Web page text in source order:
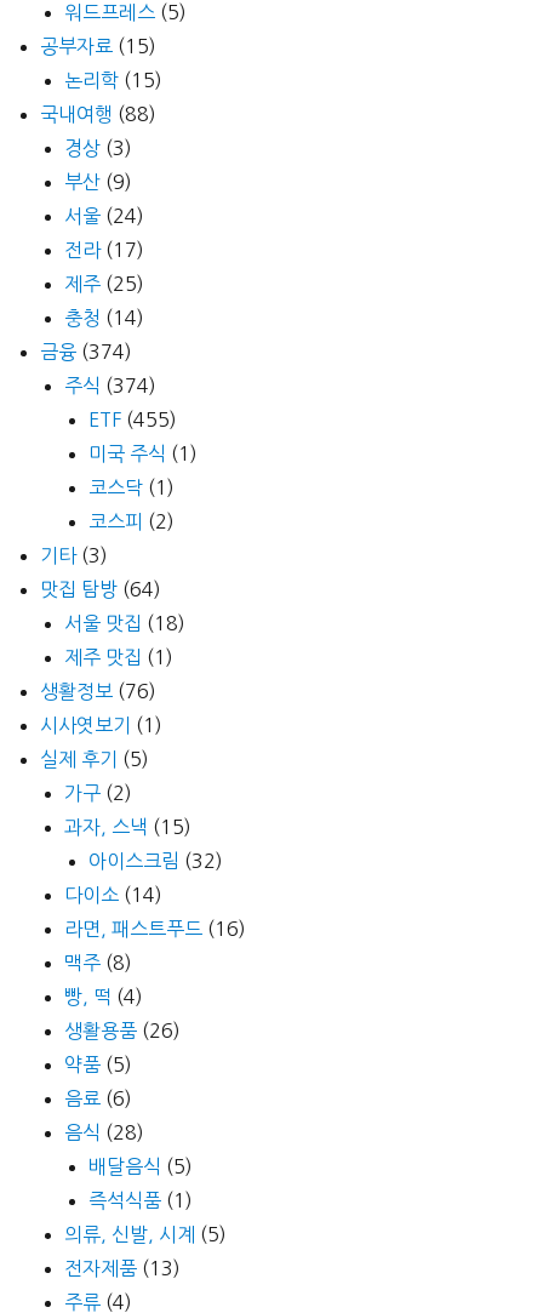
워드프레스 (5)
공부자료 (15)
논리학 (15)
국내여행 (88)
경상 (3)
부산 (9)
서울 (24)
전라(17)
제주 (25)
충청 (14)
금융 (374)
주식 (374)
ETF (455)
미국 주식 (1)
코스닥 (1)
코스피 (2)
기타(3)
맛집 탐방 (64)
서울 맛집 (18)
제주 맛집 (1)
생활정보 (76)
시사엿보기
(1)
실제 후기
(5)
가구 (2)
과자, 스낵 (15)
아이스크림 (32)
다이소 (14)
라면, 패스트푸드 (16)
맥주 (8)
빵, 떡 (4)
생활용품 (26)
약품 (5)
음료 (6)
음식 (28)
배달음식 (5)
즉석식품 (1)
의류, 신발, 시계 (5)
전자제품 (13)
주류 (4)